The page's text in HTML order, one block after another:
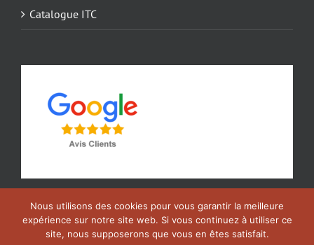
Catalogue ITC
Nous utilisons des cookies pour vous garantir la meilleure
expérience sur notre site web. Si vous continuez à utiliser ce
site, nous supposerons que vous en êtes satisfait.